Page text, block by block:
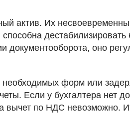
актив. Их
документооборота, оно
необходимых форм или
Если у бухгалтера нет
вычет по НДС невозможно.